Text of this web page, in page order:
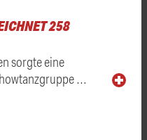
258
sorgte eine
…